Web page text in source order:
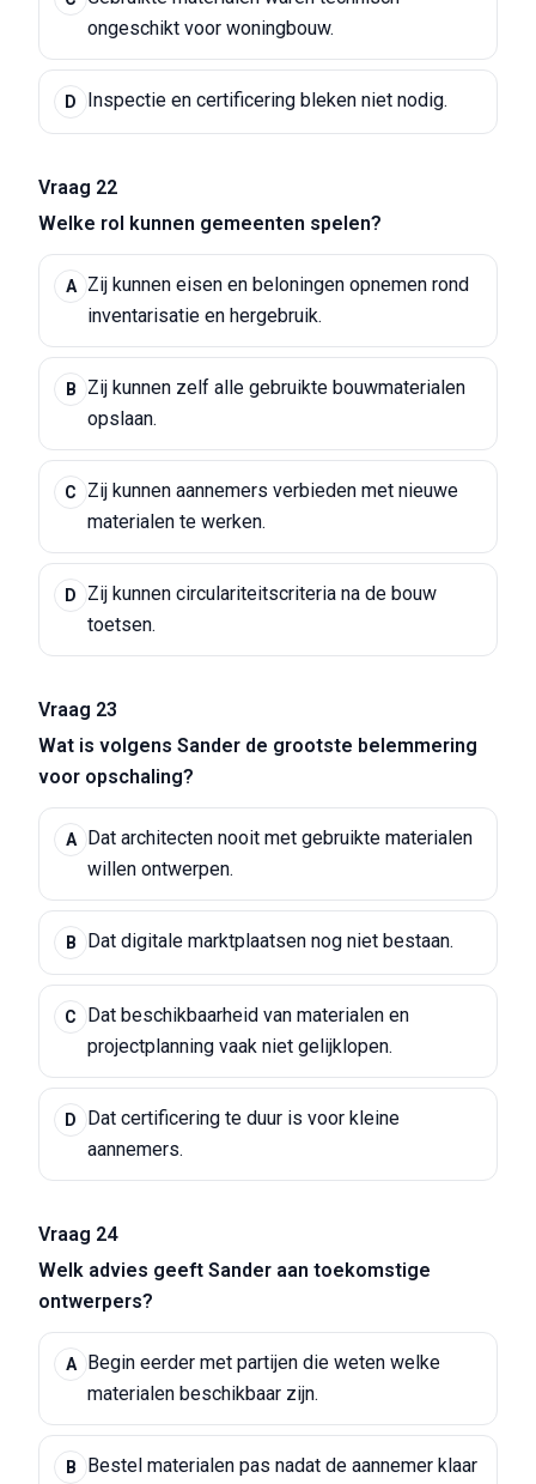
ongeschikt voor woningbouw.
D Inspectie en certificering bleken niet nodig.
Vraag 22
Welke rol kunnen gemeenten spelen?
A
Zij kunnen eisen en beloningen opnemen rond
inventarisatie en hergebruik.
B
Zij kunnen zelf alle gebruikte bouwmaterialen
opslaan.
C
Zij kunnen aannemers verbieden met nieuwe
materialen te werken.
D
Zij kunnen circulariteitscriteria na de bouw
toetsen.
Vraag 23
Wat is volgens Sander de grootste belemmering
voor opschaling?
A
Dat architecten nooit met gebruikte materialen
willen ontwerpen.
B Dat digitale marktplaatsen nog niet bestaan.
C
Dat beschikbaarheid van materialen en
projectplanning vaak niet gelijklopen.
D
Dat certificering te duur is voor kleine
aannemers.
Vraag 24
Welk advies geeft Sander aan toekomstige
ontwerpers?
A
Begin eerder met partijen die weten welke
materialen beschikbaar zijn.
B
Bestel materialen pas nadat de aannemer klaar